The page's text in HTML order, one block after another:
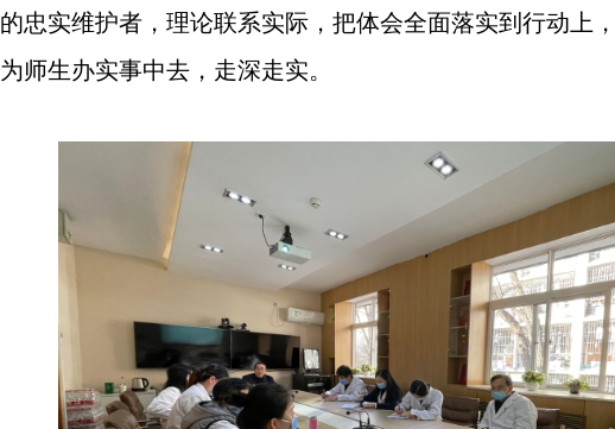
的忠实维护者，理论联系实际，把体会全面落实到行动上
为师生办实事中去，走深走实。